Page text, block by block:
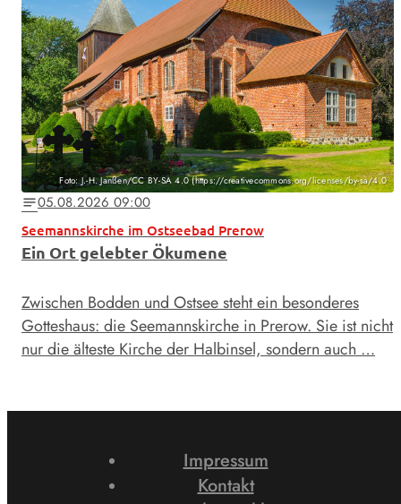
Foto: J.-H. Janßen/CC BY-SA 4.0 (https://creativecommons.org/licenses/by-sa/4.0
notes05.08.2026 09:00
Seemannskirche im Ostseebad Prerow
Ein Ort gelebter Ökumene
Zwischen Bodden und Ostsee steht ein besonderes
Gotteshaus: die Seemannskirche in Prerow. Sie ist nicht
nur die älteste Kirche der Halbinsel, sondern auch …
Impressum
Kontakt